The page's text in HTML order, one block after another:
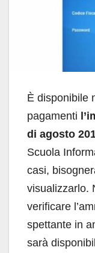
È disponibile
pagamenti
di agosto
Scuola
casi,
visualizzarlo.
verificare
spettante in
sarà